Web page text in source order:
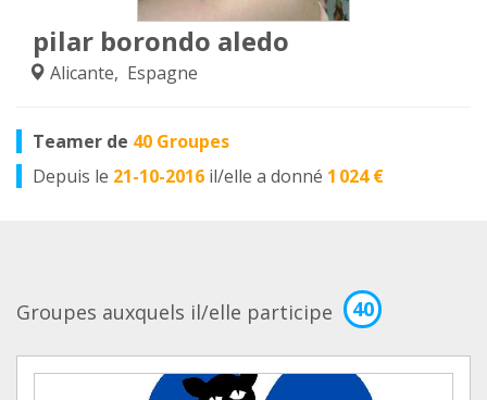
pilar borondo aledo
Alicante, Espagne
Teamer de 40 Groupes
Depuis le 21-10-2016 il/elle a donné 1 024 €
Groupes auxquels il/elle participe 40